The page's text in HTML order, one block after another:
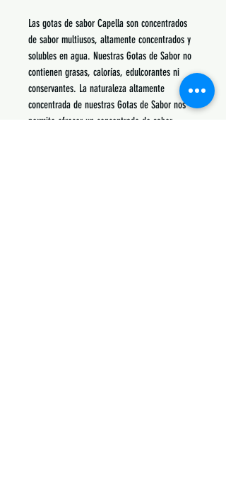
Las gotas de sabor Capella son concentrados
de sabor multiusos, altamente concentrados y
solubles en agua. Nuestras Gotas de Sabor no
contienen grasas, calorías, edulcorantes ni
conservantes. La naturaleza altamente
concentrada de nuestras Gotas de Sabor nos
permite ofrecer un concentrado de sabor